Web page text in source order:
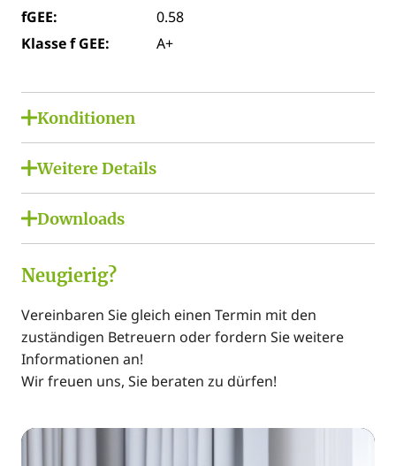
fGEE:
0.58
Klasse f GEE:
A+
Konditionen
Kaufpreis/m²:
Betriebskosten
€ 1.104,00
USt.
Betriebskosten:
Betriebskosten
brutto:
€ 1.324,80
Weitere Details
Individuell
Stadtzentrum
Bauweise / Nutzung:
Räume veränderbar, Energietyp: Neubaustandard,
Neubau
Ausstattung:
Abgehängte Decke, Öffenbare Fenster, Serverraum,
Downloads
Lageansicht_ Büro Kaisergasse
Planskizze
Neugierig?
Vereinbaren Sie gleich einen Termin mit den
zuständigen Betreuern oder fordern Sie weitere
Informationen an!
Wir freuen uns, Sie beraten zu dürfen!